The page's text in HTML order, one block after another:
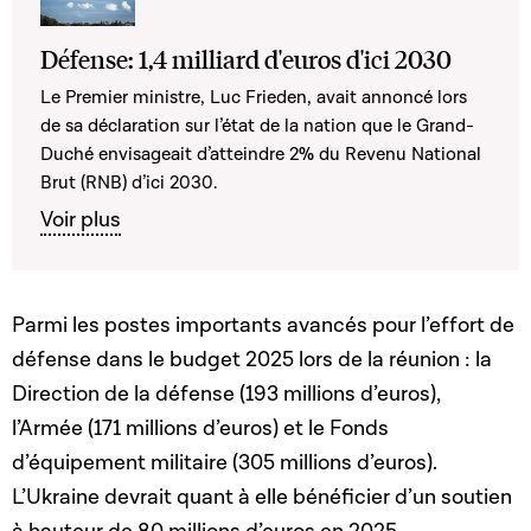
Défense: 1,4 milliard d'euros d'ici 2030
Le Premier ministre, Luc Frieden, avait annoncé lors
de sa déclaration sur l’état de la nation que le Grand-
Duché envisageait d’atteindre 2% du Revenu National
Brut (RNB) d’ici 2030.
Voir plus
Parmi les postes importants avancés pour l’effort de
défense dans le budget 2025 lors de la réunion : la
Direction de la défense (193 millions d’euros),
l’Armée (171 millions d’euros) et le Fonds
d’équipement militaire (305 millions d’euros).
L’Ukraine devrait quant à elle bénéficier d’un soutien